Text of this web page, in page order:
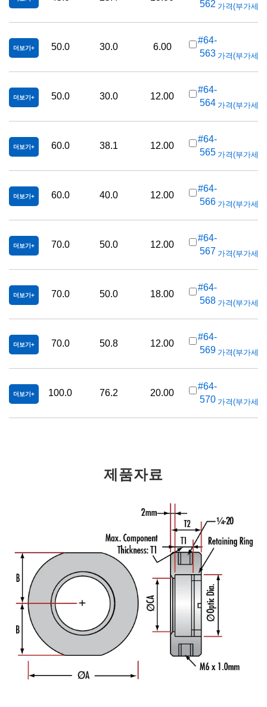
562 가격(부가세
더보기 50.0 30.0 6.00
#64-
563 가격(부가세
더보기 50.0 30.0 12.00
#64-
564 가격(부가세
더보기 60.0 38.1 12.00
#64-
565 가격(부가세
더보기 60.0 40.0 12.00
#64-
566 가격(부가세
더보기 70.0 50.0 12.00
#64-
567 가격(부가세
더보기 70.0 50.0 18.00
#64-
568 가격(부가세
더보기 70.0 50.8 12.00
#64-
569 가격(부가세
더보기 100.0 76.2 20.00
#64-
570 가격(부가세
제품자료